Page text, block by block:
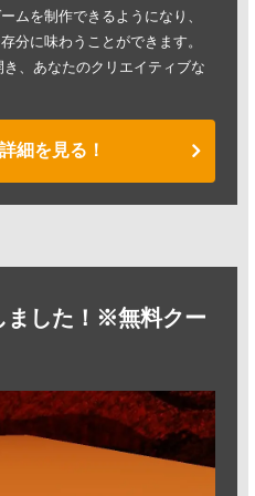
ムを制作できるようになり、
分に味わうことができます。
、あなたのクリエイティブな
細を見る！
ました！※無料クー